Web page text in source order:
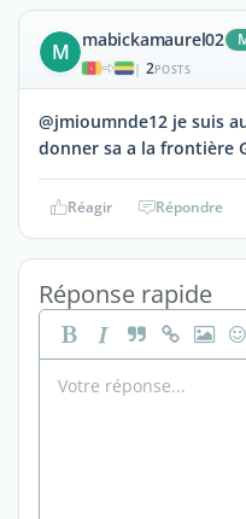
M mabickamaurel02
| 2POSTS
@jmioumnde12 je suis
donner sa a la frontière
Réagir Répondre
Réponse rapide